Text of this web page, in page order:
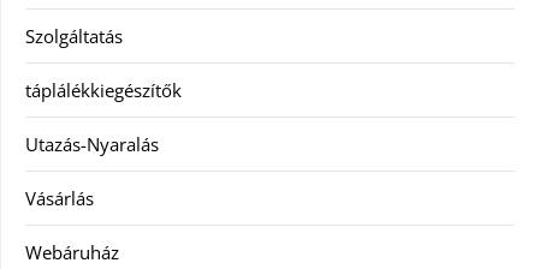
Szolgáltatás
táplálékkiegészítők
Utazás-Nyaralás
Vásárlás
Webáruház